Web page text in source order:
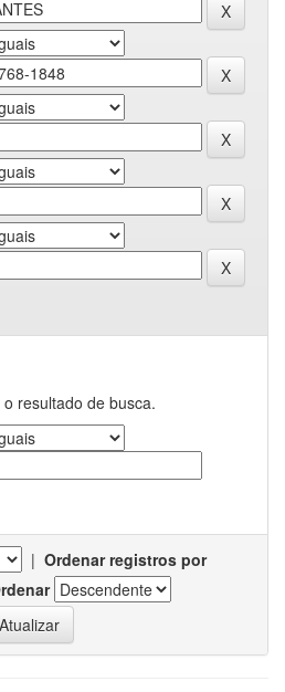
resultado de busca.
| Ordenar registros por